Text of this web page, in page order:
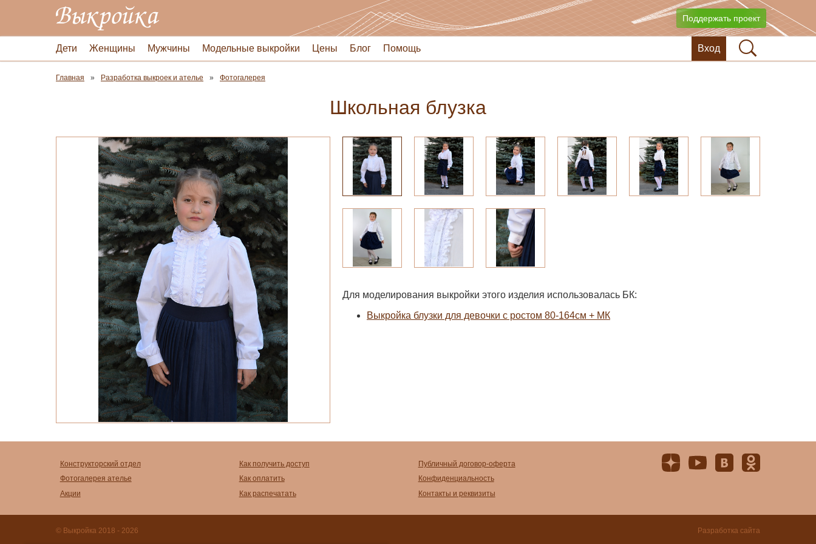
Поддержать проект
Дети Женщины Мужчины Модельные выкройки Цены Блог Помощь Вход
Главная Разработка выкроек и ателье Фотогалерея
Школьная блузка
Для моделирования выкройки этого изделия использовалась БК:
Выкройка блузки для девочки с ростом 80-164см + МК
Конструкторский отдел
Фотогалерея ателье
Акции
Как получить доступ
Как оплатить
Как распечатать
Публичный договор-оферта
Конфиденциальность
Контакты и реквизиты
© Выкройка 2018 - 2026 Разработка сайта